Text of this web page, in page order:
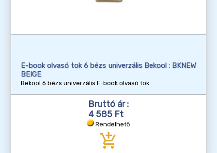
E-book olvasó tok 6 bézs univerzális Bekool : BKNEW
BEIGE
Bekool 6 bézs univerzális E-book olvasó tok
Bruttó ár :
4 585 Ft
Rendelhető
add_shopping_cart